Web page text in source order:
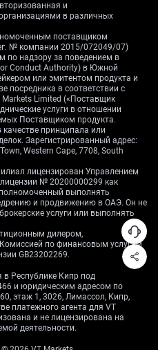
и
в различных
поставщиком
№ компании 2015/072049/07)
по надзору за поведением в
Conduct Authority) в Южной
или эмитентом продукта и
посредника в соответствии с
Limited («Поставщик
услуги в отношении
Поставщиком продукта.
качестве принципала или
Зарегистрированный адрес:
Western Cape, 7708, South
лицензирован Управлением
№ 20200000299 как
выполнять
и продвижению в ОАЭ. Он не
услуги или выполнять
дилером,
по финансовым услугам
GB23202269.
в Республике Кипр под
и юридическим адресом по
этаж 1, 3026, Лимассол, Кипр,
платежного агента для VT
и не лицензирована на
деятельности.